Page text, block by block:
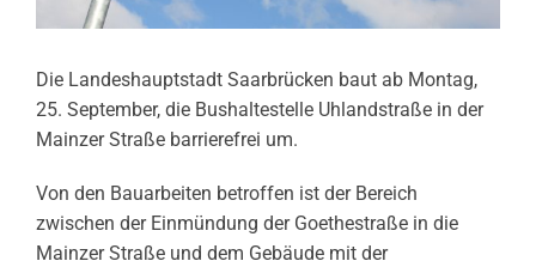
Die Landeshauptstadt Saarbrücken baut ab Montag,
25. September, die Bushaltestelle Uhlandstraße in der
Mainzer Straße barrierefrei um.
Von den Bauarbeiten betroffen ist der Bereich
zwischen der Einmündung der Goethestraße in die
Mainzer Straße und dem Gebäude mit der